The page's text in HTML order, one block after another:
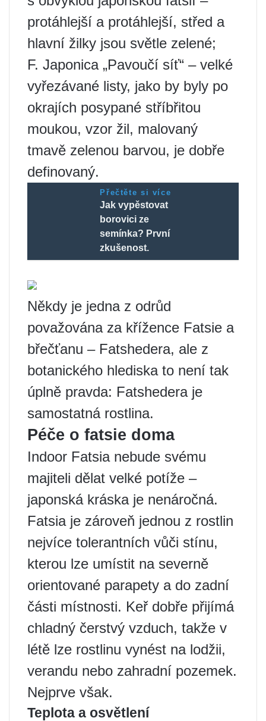
protáhlejší a protáhlejší, střed a
hlavní žilky jsou světle zelené;
F. Japonica „Pavoučí síť“ – velké
vyřezávané listy, jako by byly po
okrajích posypané stříbřitou
moukou, vzor žil, malovaný
tmavě zelenou barvou, je dobře
definovaný.
Přečtěte si více
Jak vypěstovat
borovici ze
semínka? První
zkušenost.
Někdy je jedna z odrůd
považována za křížence Fatsie a
břečťanu – Fatshedera, ale z
botanického hlediska to není tak
úplně pravda: Fatshedera je
samostatná rostlina.
Péče o fatsie doma
Indoor Fatsia nebude svému
majiteli dělat velké potíže –
japonská kráska je nenáročná.
Fatsia je zároveň jednou z rostlin
nejvíce tolerantních vůči stínu,
kterou lze umístit na severně
orientované parapety a do zadní
části místnosti. Keř dobře přijímá
chladný čerstvý vzduch, takže v
létě lze rostlinu vynést na lodžii,
verandu nebo zahradní pozemek.
Nejprve však.
Teplota a osvětlení